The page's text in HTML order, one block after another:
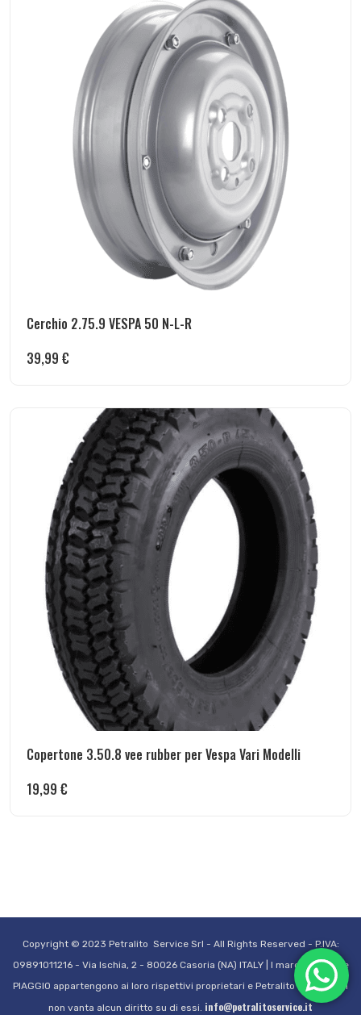
Cerchio 2.75.9 VESPA 50 N-L-R
39,99 €
Copertone 3.50.8 vee rubber per Vespa Vari Modelli
19,99 €
Copyright © 2023 Petralito Service Srl - All Rights Reserved - P.IVA:
09891011216 - Via Ischia, 2 - 80026 Casoria (NA) ITALY | I marchi VESPA e
PIAGGIO appartengono ai loro rispettivi proprietari e Petralito Service Srl
non vanta alcun diritto su di essi. info@petralitoservice.it